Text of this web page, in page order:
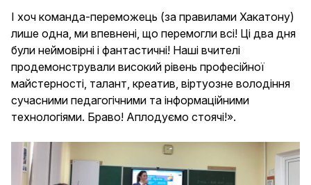
І хоч команда-переможець (за правилами Хакатону)
лише одна, ми впевнені, що перемогли всі! Ці два дня
були неймовірні і фантастичні! Наші вчителі
продемонстрували високий рівень професійної
майстерності, талант, креатив, віртуозне володіння
сучасними педагогічними та інформаційними
технологіями. Браво! Аплодуємо стоячі!».